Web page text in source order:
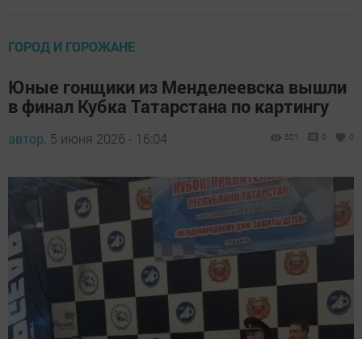
ГОРОД И ГОРОЖАНЕ
Юные гонщики из Менделеевска вышли
в финал Кубка Татарстана по картингу
автор, 5 июня 2026 - 16:04 521 0 0